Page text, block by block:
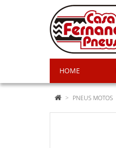
HOME
PNEUS MOTOS